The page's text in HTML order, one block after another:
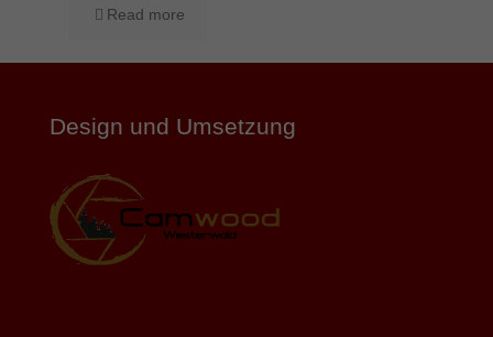
Read more
Design und Umsetzung